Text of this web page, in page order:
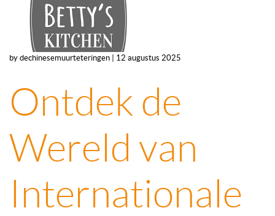
by dechinesemuurteteringen | 12 augustus 2025
Ontdek de
Wereld van
Internationale